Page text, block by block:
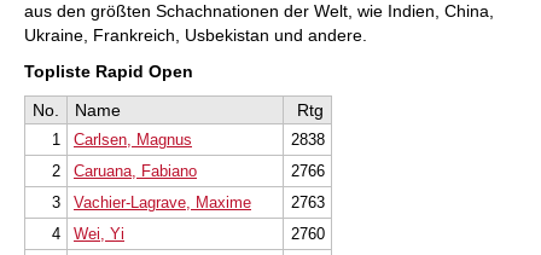
aus den größten Schachnationen der Welt, wie Indien, China,
Ukraine, Frankreich, Usbekistan und andere.
Topliste Rapid Open
No.
Name Rtg
1 Carlsen, Magnus
2838
2
Caruana, Fabiano
2766
3
Vachier-Lagrave, Maxime
2763
4
Wei, Yi
2760